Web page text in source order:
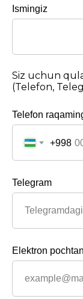
Ismingiz
Siz uchun
(Telefon,
Telefon
+998
Telegram
Elektron